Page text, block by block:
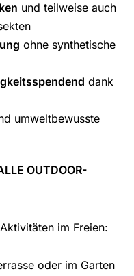
und teilweise auch
ohne synthetische
dank
umweltbewusste
OUTDOOR-
im Freien:
oder im Garten